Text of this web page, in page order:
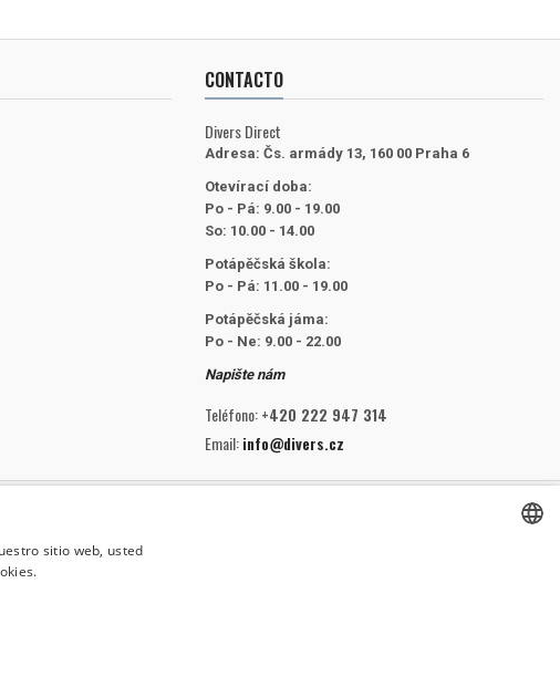
CONTACTO
Divers Direct
Adresa: Čs. armády 13, 160 00 Praha 6
Otevírací doba:
Po - Pá: 9.00 - 19.00
So: 10.00 - 14.00
Potápěčská škola:
Po - Pá: 11.00 - 19.00
Potápěčská jáma:
Po - Ne: 9.00 - 22.00
Napište nám
Teléfono:+420 222 947 314
Email:info@divers.cz
sitio web, usted